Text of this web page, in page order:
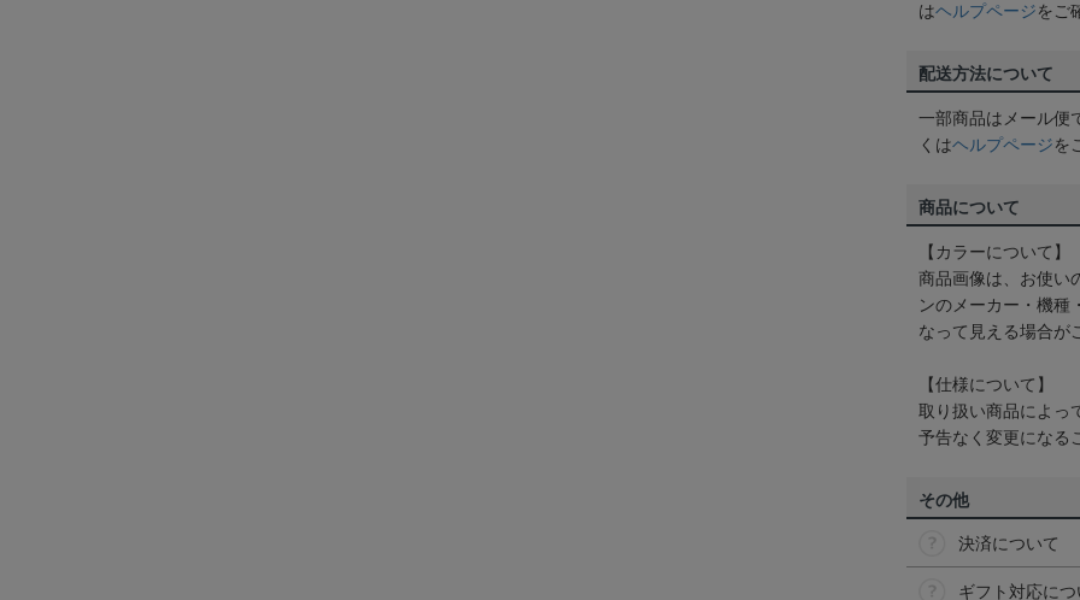
はヘルプページをご
配送方法について
一部商品はメール便
くはヘルプページを
商品について
【カラーについて】
商品画像は、お使い
ンのメーカー・機種
なって見える場合が
【仕様について】
取り扱い商品によっ
予告なく変更になる
その他
決済について
ギフト対応に